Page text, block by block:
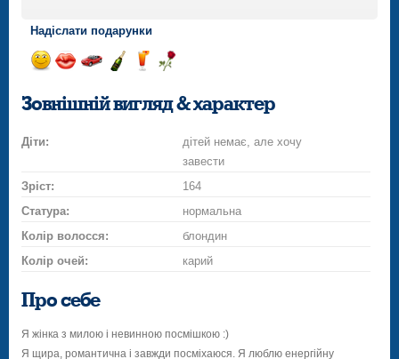
Надіслати подарунки
посмішкупоцілунок
на
автомобілі
шампанське
троянду
Зовнішній вигляд & характер
Діти:
дітей немає, але хочу
завести
Зріст:
164
Статура:
нормальна
Колір волосся:
блондин
Колір очей:
карий
Про себе
Я жінка з милою і невинною посмішкою :)
Я щира, романтична і завжди посміхаюся. Я люблю енергійну